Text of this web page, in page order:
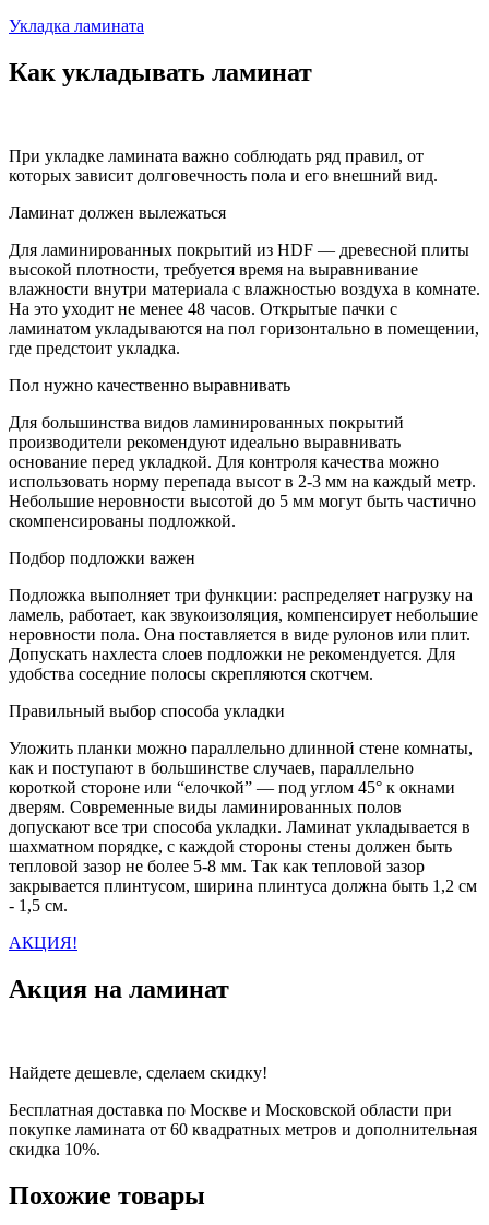
Укладка ламината
Как укладывать ламинат
При укладке ламината важно соблюдать ряд правил, от
которых зависит долговечность пола и его внешний вид.
Ламинат должен вылежаться
Для ламинированных покрытий из HDF — древесной плиты
высокой плотности, требуется время на выравнивание
влажности внутри материала с влажностью воздуха в комнате.
На это уходит не менее 48 часов. Открытые пачки с
ламинатом укладываются на пол горизонтально в помещении,
где предстоит укладка.
Пол нужно качественно выравнивать
Для большинства видов ламинированных покрытий
производители рекомендуют идеально выравнивать
основание перед укладкой. Для контроля качества можно
использовать норму перепада высот в 2-3 мм на каждый метр.
Небольшие неровности высотой до 5 мм могут быть частично
скомпенсированы подложкой.
Подбор подложки важен
Подложка выполняет три функции: распределяет нагрузку на
ламель, работает, как звукоизоляция, компенсирует небольшие
неровности пола. Она поставляется в виде рулонов или плит.
Допускать нахлеста слоев подложки не рекомендуется. Для
удобства соседние полосы скрепляются скотчем.
Правильный выбор способа укладки
Уложить планки можно параллельно длинной стене комнаты,
как и поступают в большинстве случаев, параллельно
короткой стороне или “елочкой” — под углом 45° к окнами
дверям. Современные виды ламинированных полов
допускают все три способа укладки. Ламинат укладывается в
шахматном порядке, с каждой стороны стены должен быть
тепловой зазор не более 5-8 мм. Так как тепловой зазор
закрывается плинтусом, ширина плинтуса должна быть 1,2 см
- 1,5 см.
АКЦИЯ!
Акция на ламинат
Найдете дешевле, сделаем скидку!
Бесплатная доставка по Москве и Московской области при
покупке ламината от 60 квадратных метров и дополнительная
скидка 10%.
Похожие товары